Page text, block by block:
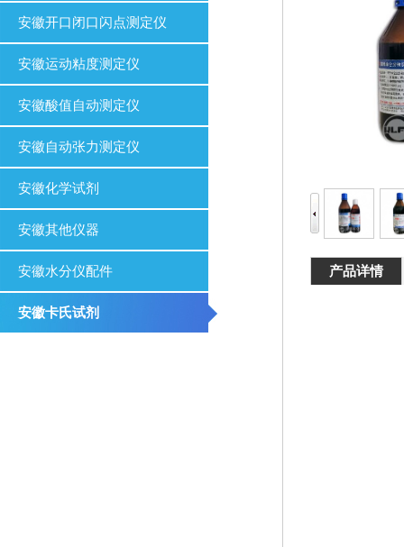
安徽开口闭口闪点测定仪
安徽运动粘度测定仪
安徽酸值自动测定仪
安徽自动张力测定仪
安徽化学试剂
安徽其他仪器
安徽水分仪配件
安徽卡氏试剂
产品详情